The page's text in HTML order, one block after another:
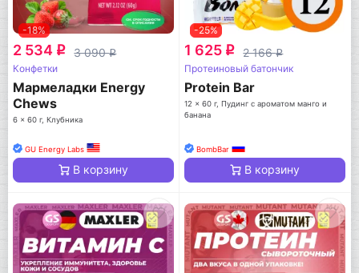
-18%
2 534 q 3 090q
Конфетки
Мармеладки Energy
Chews
6 x 60 г, Клубника
GU Energy Labs
В корзину
-25%
1 625 q 2 166q
Протеиновый батончик
Protein Bar
12 x 60 г, Пудинг с ароматом манго и
банана
BombBar
В корзину